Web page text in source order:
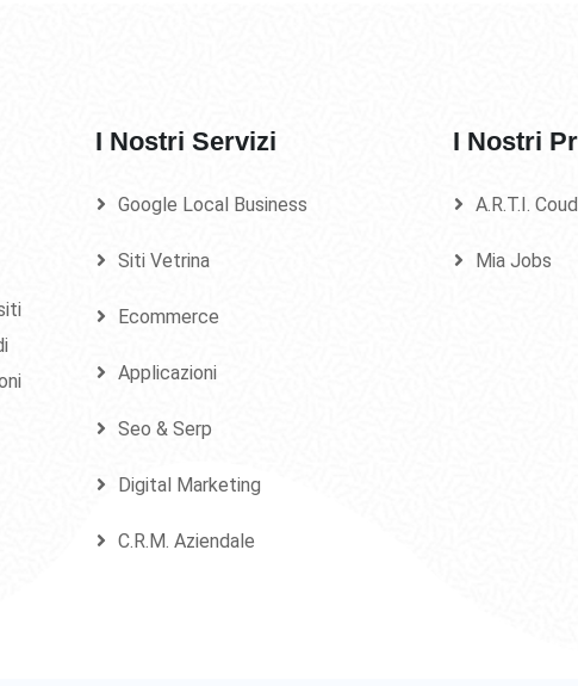
I Nostri Servizi
Google Local Business
Siti Vetrina
Ecommerce
Applicazioni
Seo & Serp
Digital Marketing
C.R.M. Aziendale
I Nostri
A.R.T.I. Coud
Mia Jobs